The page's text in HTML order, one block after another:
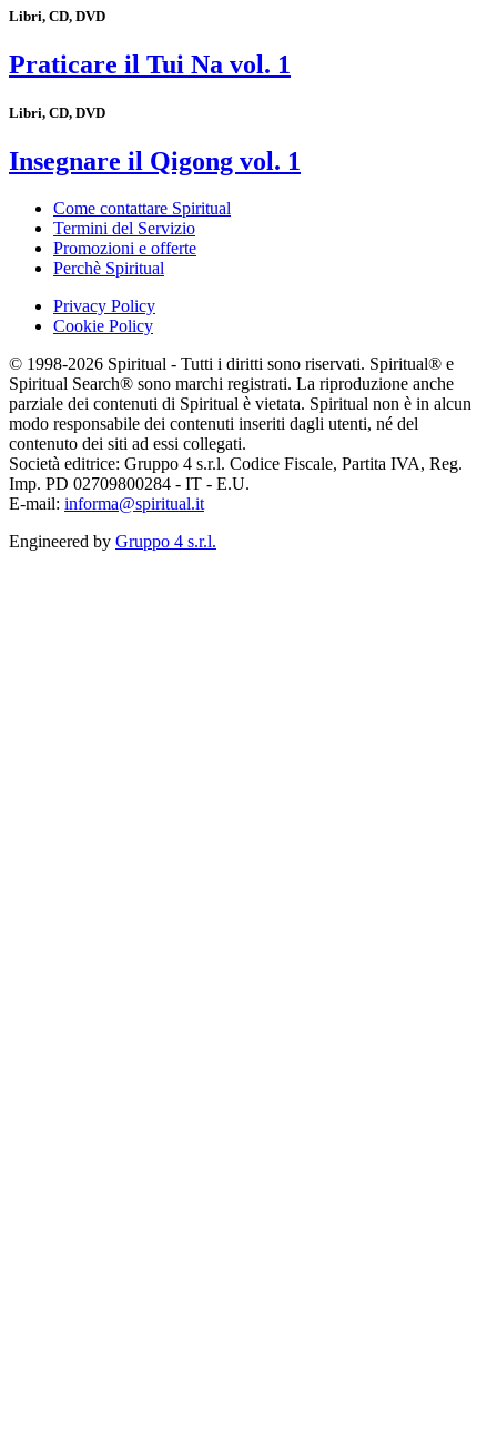
Libri, CD, DVD
Praticare il Tui Na vol. 1
Libri, CD, DVD
Insegnare il Qigong vol. 1
Come contattare Spiritual
Termini del Servizio
Promozioni e offerte
Perchè Spiritual
Privacy Policy
Cookie Policy
© 1998-2026 Spiritual - Tutti i diritti sono riservati. Spiritual® e
Spiritual Search® sono marchi registrati. La riproduzione anche
parziale dei contenuti di Spiritual è vietata. Spiritual non è in alcun
modo responsabile dei contenuti inseriti dagli utenti, né del
contenuto dei siti ad essi collegati.
Società editrice: Gruppo 4 s.r.l. Codice Fiscale, Partita IVA, Reg.
Imp. PD 02709800284 - IT - E.U.
E-mail: informa@spiritual.it
Engineered by Gruppo 4 s.r.l.